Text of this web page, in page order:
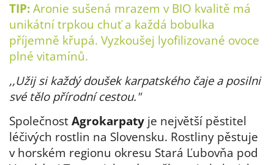
TIP: Aronie sušená mrazem v BIO kvalitě má
unikátní trpkou chuť a každá bobulka
příjemně křupá. Vyzkoušej lyofilizované ovoce
plné vitamínů.
,,Užij si každý doušek karpatského čaje a posilni
své tělo přírodní cestou."
Společnost Agrokarpaty je největší pěstitel
léčivých rostlin na Slovensku. Rostliny pěstuje
v horském regionu okresu Stará Ľubovňa pod